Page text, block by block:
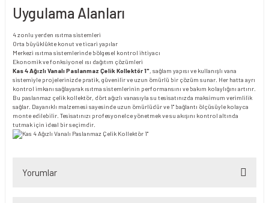
Uygulama Alanları
4 zonlu yerden ısıtma sistemleri
Orta büyüklükte konut ve ticari yapılar
Merkezi ısıtma sistemlerinde bölgesel kontrol ihtiyacı
Ekonomik ve fonksiyonel ısı dağıtım çözümleri
Kas 4 Ağızlı Vanalı Paslanmaz Çelik Kollektör 1", sağlam yapısı ve kullanışlı vana
sistemiyle projelerinizde pratik, güvenilir ve uzun ömürlü bir çözüm sunar. Her hatta ayrı
kontrol imkanı sağlayarak ısıtma sistemlerinin performansını ve bakım kolaylığını artırır.
Bu paslanmaz çelik kollektör, dört ağızlı vanasıyla su tesisatınızda maksimum verimlilik
sağlar. Dayanıklı malzemesi sayesinde uzun ömürlüdür ve 1'' bağlantı ölçüsüyle kolayca
monte edilebilir. Tesisatınızı profesyonelce yönetmek ve su akışını kontrol altında
tutmak için ideal bir seçimdir.
Yorumlar